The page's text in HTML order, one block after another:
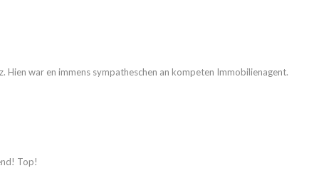
Hien war en immens sympatheschen an kompeten Immobilienagent.
Top!